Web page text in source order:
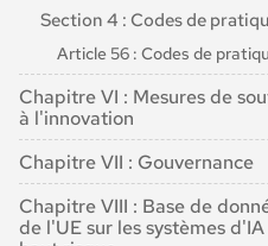
Article 17 : Système de
Article 18 : Conservation de la
documentation
Article 19 : Journaux générés
automatiquement
Article 20 : Actions
obligation d'information
Article 21 : Coopération
Section 4 : Codes de
Article 56 : Codes de
Chapitre VI : Mesures de
à l'innovation
Article 57 : Bacs à sable
matière d'IA
Article 58 : Modalités et
des "bacs à sable"
Chapitre VII : Gouvernance
Section 1 : Gouvernance au
l'Union
Chapitre VIII : Base de
de l'UE sur les systèmes d'IA